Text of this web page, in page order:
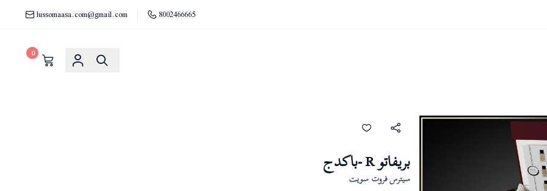
8002466665
lussomaasa.com@gmail.com
0
بريفاتو R -باكدج
سيترس فروت سويت